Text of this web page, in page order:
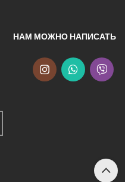
НАМ МОЖНО НАПИСАТЬ